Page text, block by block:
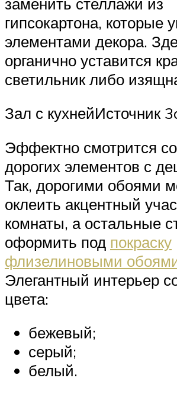
гипсокартона, которые
элементами декора.
органично уставится
светильник либо
Зал с кухнейИсточник
Эффектно смотрится
дорогих элементов с
Так, дорогими обоями
оклеить акцентный
комнаты, а остальные
оформить под покраску
флизелиновыми
Элегантный интерьер
цвета:
бежевый;
серый;
белый.